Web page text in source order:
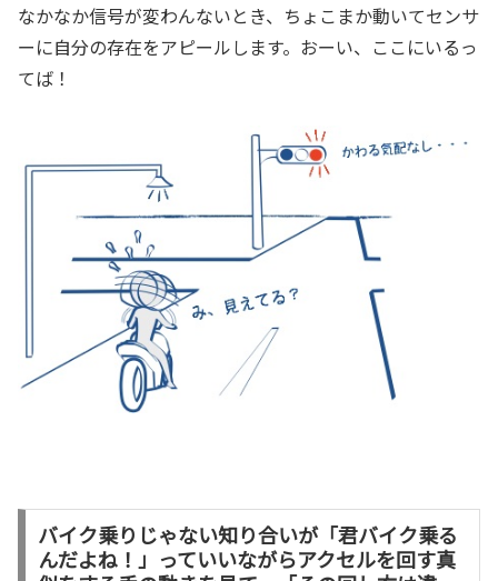
なかなか信号が変わんないとき、ちょこまか動いてセンサ
ーに自分の存在をアピールします。おーい、ここにいるっ
てば！
バイク乗りじゃない知り合いが「君バイク乗る
んだよね！」っていいながらアクセルを回す真